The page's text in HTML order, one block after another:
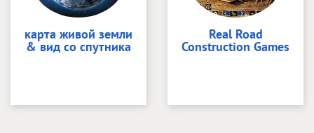
карта живой земли
& вид со спутника
Real Road
Construction Games